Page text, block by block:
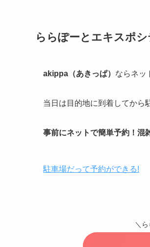
ららぽーとエキスポシ
akippa（あきっぱ） ならネッ
当日は目的地に到着してから
事前にネットで簡単予約！混
駐車場だって予約ができる!
＼